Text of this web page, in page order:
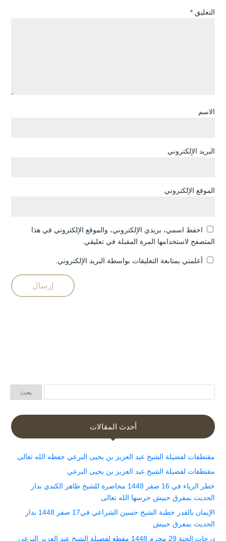
التعليق *
الاسم
البريد الإلكتروني
الموقع الإلكتروني
احفظ اسمي، بريدي الإلكتروني، والموقع الإلكتروني في هذا
المتصفح لاستخدامها المرة المقبلة في تعليقي.
أعلمني بمتابعة التعليقات بواسطة البريد الإلكتروني.
أحدث المقالات
مقتطفات لفضيلة الشيخ عبد العزيز بن يحيى البرعي حفظه الله تعالى
مقتطفات لفضيلة الشيخ عبد العزيز بن يحيى البرعي
خطر الرياء في 16 صفر 1448 محاضرة للشيخ طاهر الكندي بدار
الحديث بمفرق حبيش حرسها الله تعالى
الإيمان بالقدر خطبة الشيخ حسين الشراعي في17 صفر 1448 بدار
الحديث بمفرق حبيش
درجات الجنة 29 محرم 1448 مقطع لفضيلة الشيخ عبد العزيز البرعي